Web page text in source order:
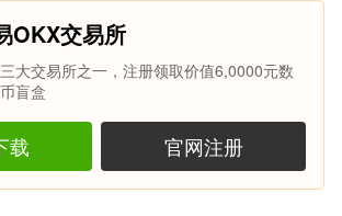
OKX交易所
大交易所之一，注册领取价值6,0000元数
盲盒
载 官网注册